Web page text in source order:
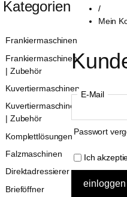
/
Mein
E-Mail
Passwort
Ich
Kategorien
Frankiermaschinen
Frankiermaschinen
| Zubehör
Kuvertiermaschinen
Kuvertiermaschinen
| Zubehör
Komplettlösungen
Falzmaschinen
Direktadressierer
Brieföffner